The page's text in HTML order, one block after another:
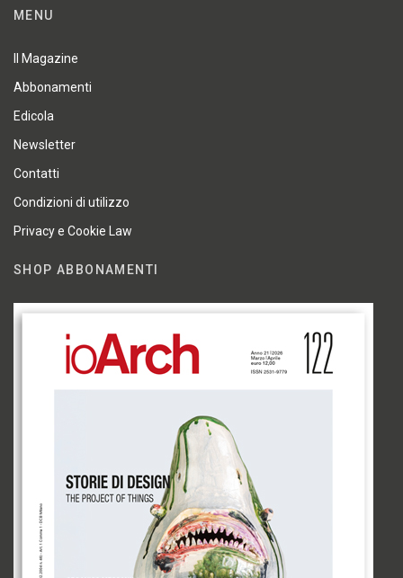
MENU
Il Magazine
Abbonamenti
Edicola
Newsletter
Contatti
Condizioni di utilizzo
Privacy e Cookie Law
SHOP ABBONAMENTI